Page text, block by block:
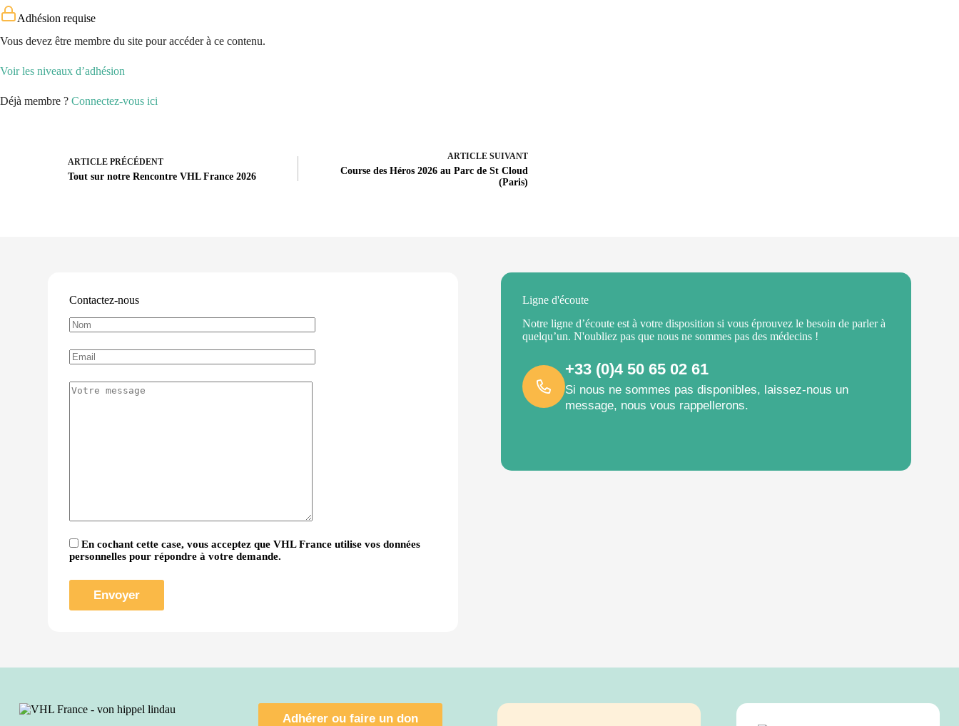
Adhésion requise
Vous devez être membre du site pour accéder à ce contenu.
Voir les niveaux d’adhésion
Déjà membre ? Connectez-vous ici
ARTICLE PRÉCÉDENT
Tout sur notre Rencontre VHL France 2026
ARTICLESUIVANT
Course des Héros 2026 au Parc de St Cloud
(Paris)
Contactez-nous
En cochant cette case, vous acceptez que VHL France utilise vos données
personnelles pour répondre à votre demande.
Ligne d'écoute
Notre ligne d’écoute est à votre disposition si vous éprouvez le besoin de parler à
quelqu’un. N'oubliez pas que nous ne sommes pas des médecins !
+33 (0)4 50 65 02 61
Si nous ne sommes pas disponibles, laissez-nous un
message, nous vous rappellerons.
Adhérer ou faire un don